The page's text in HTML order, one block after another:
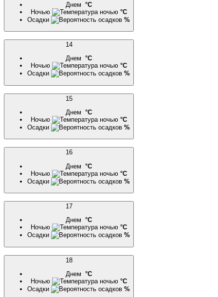
Днем °C
Ночью
°C
Осадки
%
14
Днем °C
Ночью
°C
Осадки
%
15
Днем °C
Ночью
°C
Осадки
%
16
Днем °C
Ночью
°C
Осадки
%
17
Днем °C
Ночью
°C
Осадки
%
18
Днем °C
Ночью
°C
Осадки
%